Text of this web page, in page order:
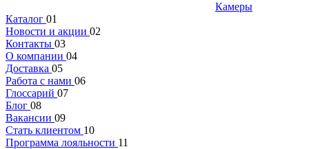
Камеры
Каталог 01
Новости и акции 02
Контакты 03
О компании 04
Доставка 05
Работа с нами 06
Глоссарий 07
Блог 08
Вакансии 09
Стать клиентом 10
Программа лояльности 11